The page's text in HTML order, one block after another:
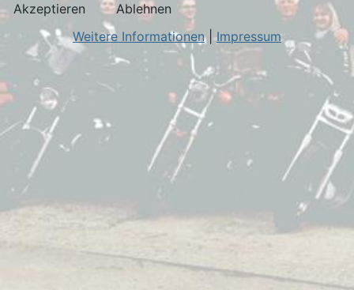
Akzeptieren
Ablehnen
Weitere Informationen|Impressum